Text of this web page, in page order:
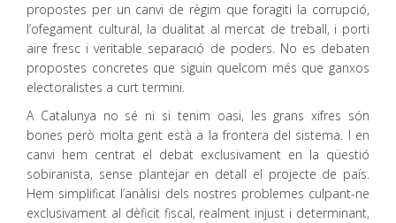
propostes per un canvi de règim que foragiti la corrupció,
l’ofegament cultural, la dualitat al mercat de treball, i porti
aire fresc i veritable separació de poders. No es debaten
propostes concretes que siguin quelcom més que ganxos
electoralistes a curt termini.
A Catalunya no sé ni si tenim oasi, les grans xifres són
bones però molta gent està a la frontera del sistema. I en
canvi hem centrat el debat exclusivament en la qüestió
sobiranista, sense plantejar en detall el projecte de país.
Hem simplificat l’anàlisi dels nostres problemes culpant-ne
exclusivament al dèficit fiscal, realment injust i determinant,